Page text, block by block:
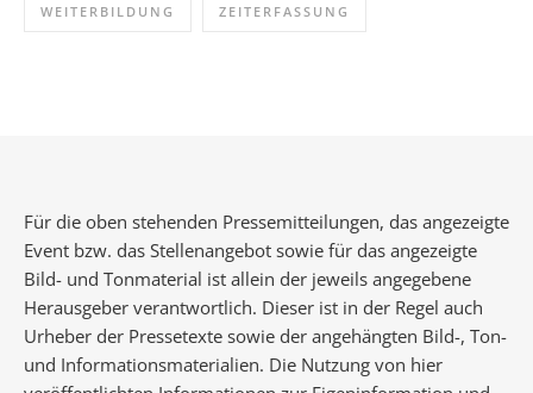
WEITERBILDUNG ZEITERFASSUNG
Für die oben stehenden Pressemitteilungen, das angezeigte
Event bzw. das Stellenangebot sowie für das angezeigte
Bild- und Tonmaterial ist allein der jeweils angegebene
Herausgeber verantwortlich. Dieser ist in der Regel auch
Urheber der Pressetexte sowie der angehängten Bild-, Ton-
und Informationsmaterialien. Die Nutzung von hier